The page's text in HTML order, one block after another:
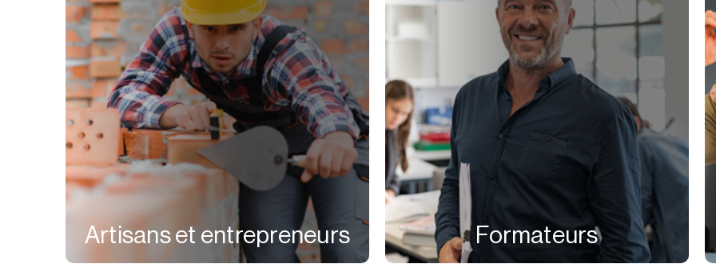
Artisans et entrepreneurs Formateurs